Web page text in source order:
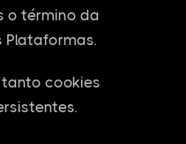
o término da
Plataformas.
cookies